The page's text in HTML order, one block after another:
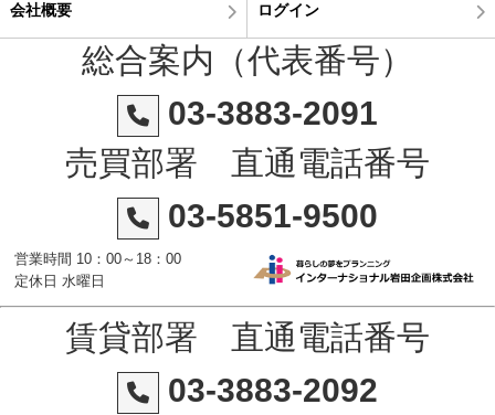
会社概要 ログイン
総合案内（代表番号）
03-3883-2091
売買部署 直通電話番号
03-5851-9500
営業時間 10：00～18：00
定休日 水曜日
賃貸部署 直通電話番号
03-3883-2092